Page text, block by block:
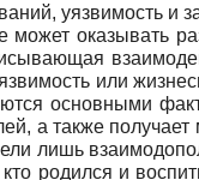
уязвимость и
оказывать
или
основными
а также
лишь
родился и